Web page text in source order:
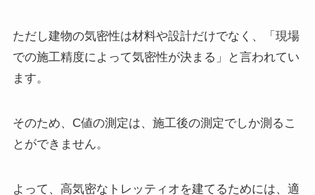
ただし建物の気密性は材料や設計だけでなく、「現場
での施工精度によって気密性が決まる」と言われてい
ます。
そのため、C値の測定は、施工後の測定でしか測るこ
とができません。
よって、高気密なトレッティオを建てるためには、適